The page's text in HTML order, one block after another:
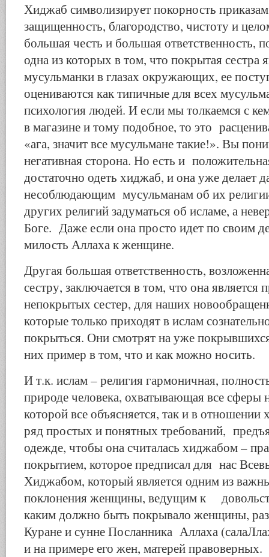
Хиджаб символизирует покорность
защищенность, благородство, чистоту и
большая честь и большая ответственность,
одна из которых в том, что покрытая сестра
мусульманки в глазах окружающих, ее
оцениваются как типичные для всех
психология людей. И если мы толкаемся с
в магазине и тому подобное, то это
«ага, значит все мусульмане такие!». Вы
негативная сторона. Но есть и
достаточно одеть хиджаб, и она уже делает
несоблюдающим мусульманам об их
других религий задуматься об исламе, а
Боге. Даже если она просто идет по своим
милость Аллаха к женщине.
Другая большая ответственность,
сестру, заключается в том, что она
непокрытых сестер, для наших
которые только приходят в ислам
покрыться. Они смотрят на уже
них пример в том, что и как можно носить.
И т.к. ислам – религия гармоничная,
природе человека, охватывающая все
которой все объясняется, так и в отношении
ряд простых и понятных требований,
одежде, чтобы она считалась хиджабом –
покрытием, которое предписал для нас
Хиджабом, который является одним из
поклонения женщины, ведущим к
каким должно быть покрывало женщины,
Куране и сунне Посланника Аллаха
и на примере его жен, матерей правоверных.